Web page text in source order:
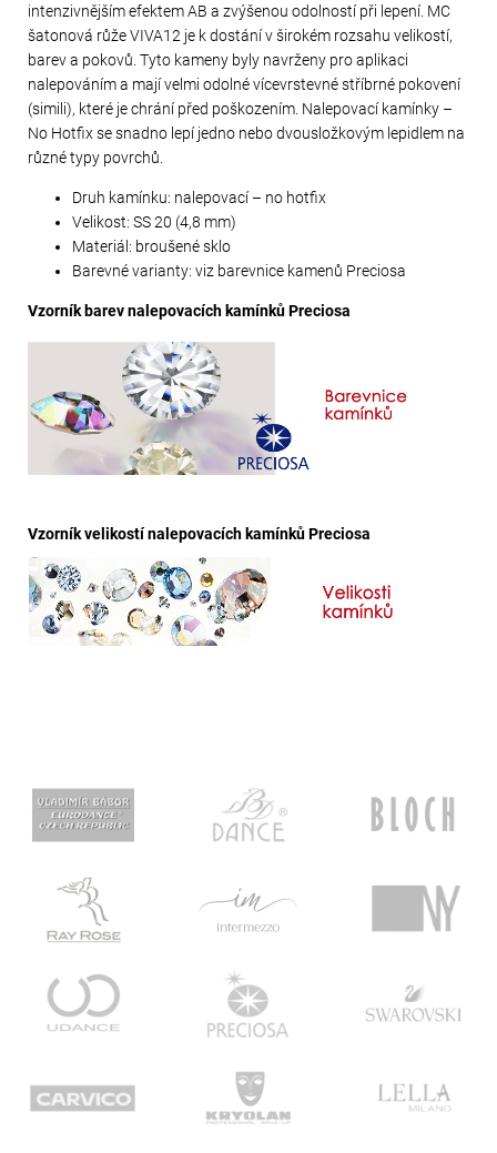
intenzivnějším efektem AB a zvýšenou odolností při lepení. MC
šatonová růže VIVA12 je k dostání v širokém rozsahu velikostí,
barev a pokovů. Tyto kameny byly navrženy pro aplikaci
nalepováním a mají velmi odolné vícevrstevné stříbrné pokovení
(simili), které je chrání před poškozením. Nalepovací kamínky –
No Hotfix se snadno lepí jedno nebo dvousložkovým lepidlem na
různé typy povrchů.
Druh kamínku: nalepovací – no hotfix
Velikost: SS 20 (4,8 mm)
Materiál: broušené sklo
Barevné varianty: viz barevnice kamenů Preciosa
Vzorník barev nalepovacích kamínků Preciosa
Vzorník velikostí nalepovacích kamínků Preciosa